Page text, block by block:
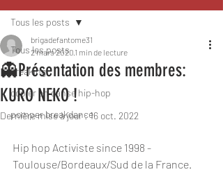
Tous les posts
breaking
copier en danse hip-hop
pomper breakdance
Tous les posts
👻Présentation des membres:
KURO NEKO !
brigadefantome31
2 mars 2020 1 min de lecture
Dernière mise à jour :16 oct. 2022
Hip hop Activiste since 1998 -
Toulouse/Bordeaux/Sud de la France.